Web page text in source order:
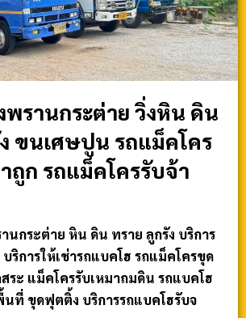
พรานกระต่าย วิ่งหิน ดิน
ขนเศษปูน รถแม็คโคร
ถูก รถแม็คโครรับจ้า
นกระต่าย หิน ดิน ทราย ลูกรัง บริการ
ริการให้เช่ารถแบคโฮ รถแม็คโครขุด
ระ แม็คโครรับเหมาถมดิน รถแบคโฮ
นที่ ขุดฟุตติ้ง บริการรถแบคโฮรับจ